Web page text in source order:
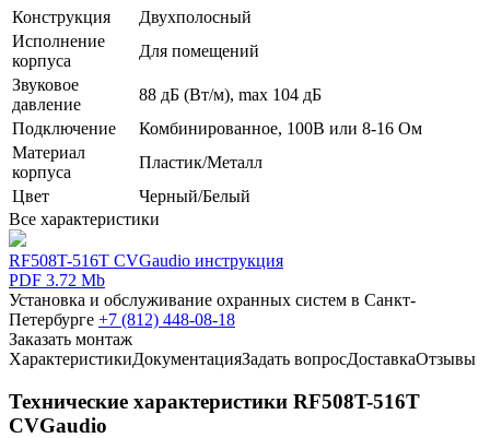
Конструкция
Двухполосный
Исполнение
корпуса
Для помещений
Звуковое
давление
88 дБ (Вт/м), max 104 дБ
Подключение
Комбинированное, 100В или 8-16 Ом
Материал
корпуса
Пластик/Металл
Цвет
Черный/Белый
Все характеристики
RF508T-516T CVGaudio инструкция
PDF 3.72 Mb
Установка и обслуживание охранных систем в Санкт-
Петербурге +7 (812) 448-08-18
Заказать монтаж
ХарактеристикиДокументацияЗадать вопросДоставкаОтзывы
Технические характеристики RF508T-516T
CVGaudio